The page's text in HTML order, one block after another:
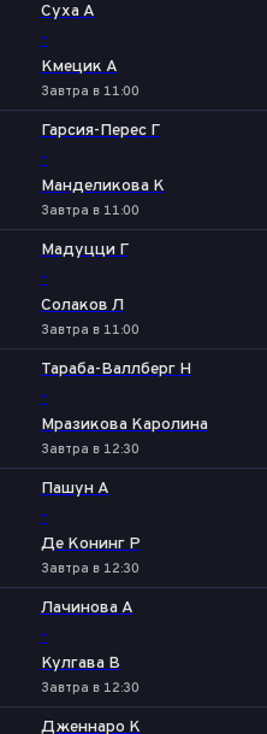
Суха А
-
Кмецик А
Завтра в 11:00
Гарсия-Перес Г
-
Манделикова К
Завтра в 11:00
Мадуцци Г
-
Солаков Л
Завтра в 11:00
Тараба-Валлберг Н
-
Мразикова Каролина
Завтра в 12:30
Пашун А
-
Де Конинг Р
Завтра в 12:30
Лачинова А
-
Кулгава В
Завтра в 12:30
Дженнаро К